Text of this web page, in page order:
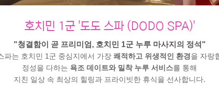
호치민 1군 '도도 스파 (DODO SPA)'
"청결함이 곧 프리미엄, 호치민 1군 누루 마사지의 정석"
파는 호치민 1군 중심지에서 가장 쾌적하고 위생적인 환경을 자랑
정성을 다하는 욕조 데이트와 밀착 누루 서비스를 통해
지친 일상 속 최상의 힐링과 프라이빗한 휴식을 선사합니다.